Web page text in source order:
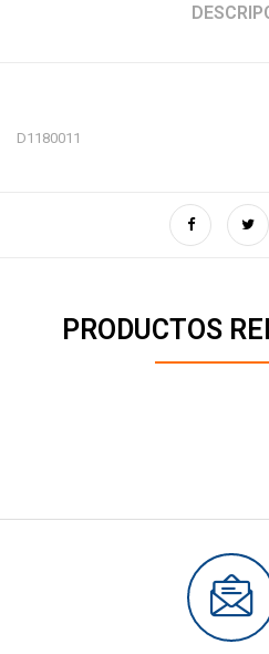
D1180011
PRODUCTOS